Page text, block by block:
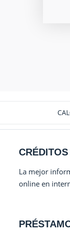
La mejor
online en